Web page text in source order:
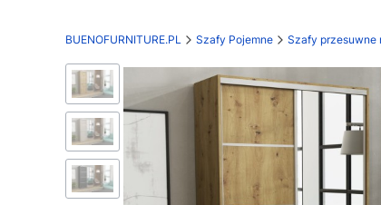
BUENOFURNITURE.PL Szafy Pojemne Szafy przesuwne